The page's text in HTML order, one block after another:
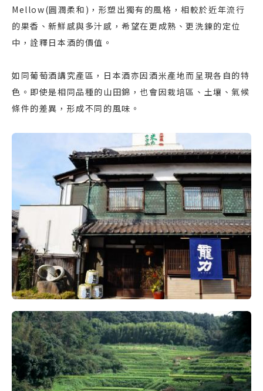
Mellow(圓潤柔和)，形塑出獨有的風格，相較於近年流行
的果香、新鮮感與多汁感，希望在更成熟、更洗鍊的定位
中，詮釋日本酒的價值。
如同葡萄酒講究產區，日本酒亦因酒米產地而呈現各自的特
色。即使是相同品種的山田錦，也會因栽培區、土壤、氣候
條件的差異，形成不同的風味。